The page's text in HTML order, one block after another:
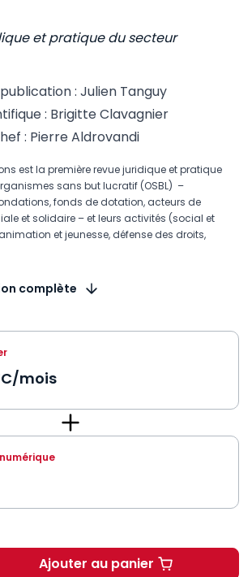
et pratique du secteur
: Julien Tanguy
: Brigitte Clavagnier
: Pierre Aldrovandi
est la première revue juridique et pratique
sans but lucratif (OSBL) –
fonds de dotation, acteurs de
et solidaire – et leurs activités (social et
et jeunesse, défense des droits,
complète
mois
Ajouter au panierJuris Associations à